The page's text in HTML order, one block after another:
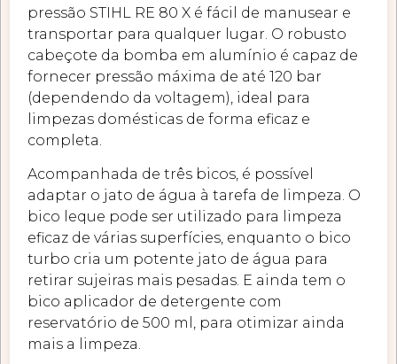
pressão STIHL RE 80 X é fácil de manusear e
transportar para qualquer lugar. O robusto
cabeçote da bomba em alumínio é capaz de
fornecer pressão máxima de até 120 bar
(dependendo da voltagem), ideal para
limpezas domésticas de forma eficaz e
completa.
Acompanhada de três bicos, é possível
adaptar o jato de água à tarefa de limpeza. O
bico leque pode ser utilizado para limpeza
eficaz de várias superfícies, enquanto o bico
turbo cria um potente jato de água para
retirar sujeiras mais pesadas. E ainda tem o
bico aplicador de detergente com
reservatório de 500 ml, para otimizar ainda
mais a limpeza.